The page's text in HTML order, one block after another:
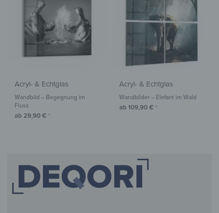
Acryl- & Echtglas
Wandbild – Begegnung im
Fluss
ab 29,90€ *
Acryl- & Echtglas
Wandbilder – Elefant im Wald
ab 109,90€ *